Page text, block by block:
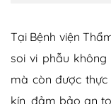
Tại Bệnh viện
soi vi phẫu không
mà còn được
kín, đảm bảo an